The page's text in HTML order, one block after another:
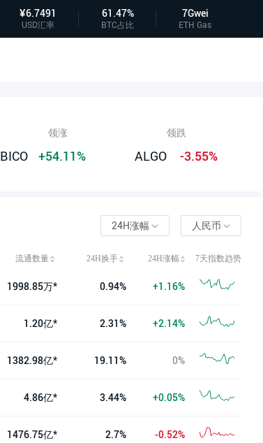
¥6.7491
USD汇率
61.47%
BTC占比
7Gwei
ETH Gas
领涨
BICO +54.11%
领跌
ALGO -3.55%
人民币
24H涨幅
流通数量 24H换手 24H涨幅 7天指数趋势
1998.85万* 0.94% +1.16%
1.20亿* 2.31% +2.14%
1382.98亿* 19.11% 0%
4.86亿* 3.44% +0.05%
1476.75亿* 2.7% -0.52%